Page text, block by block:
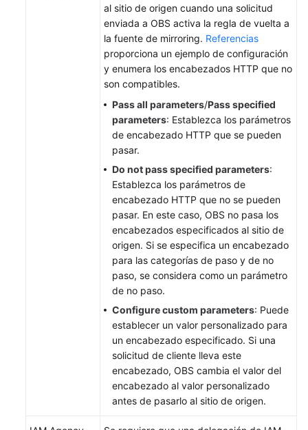
al sitio de origen cuando una solicitud
enviada a OBS activa la regla de vuelta a
la fuente de mirroring. Referencias
proporciona un ejemplo de configuración
y enumera los encabezados HTTP que no
son compatibles.
Pass all parameters/Pass specified
parameters: Establezca los parámetros
de encabezado HTTP que se pueden
pasar.
Do not pass specified parameters:
Establezca los parámetros de
encabezado HTTP que no se pueden
pasar. En este caso, OBS no pasa los
encabezados especificados al sitio de
origen. Si se especifica un encabezado
para las categorías de paso y de no
paso, se considera como un parámetro
de no paso.
Configure custom parameters: Puede
establecer un valor personalizado para
un encabezado especificado. Si una
solicitud de cliente lleva este
encabezado, OBS cambia el valor del
encabezado al valor personalizado
antes de pasarlo al sitio de origen.